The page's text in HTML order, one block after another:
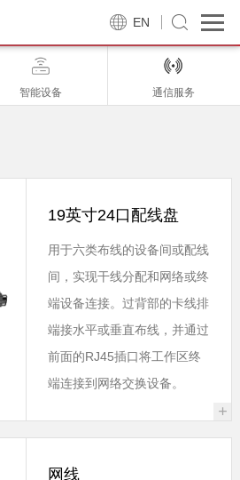
EN
智能设备 通信服务
19英寸24口配线盘
用于六类布线的设备间或配线
间，实现干线分配和网络或终
端设备连接。过背部的卡线排
端接水平或垂直布线，并通过
前面的RJ45插口将工作区终
端连接到网络交换设备。
+
网线